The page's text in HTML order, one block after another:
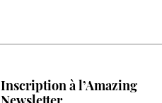
Inscription à l’Amazing